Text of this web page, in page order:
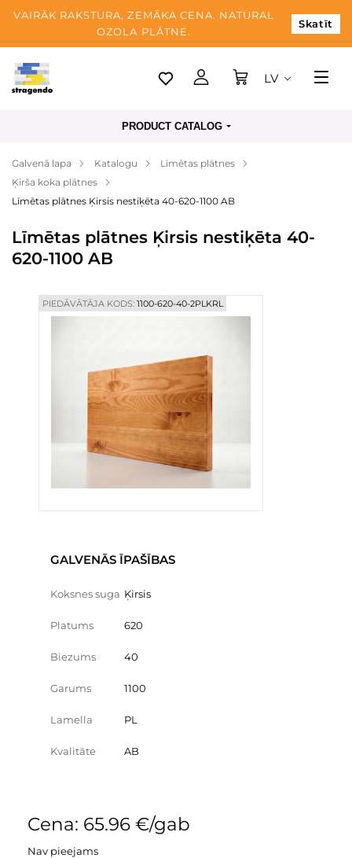
VAIRĀK RAKSTURA, ZEMĀKA CENA. NATURAL
OZOLA PLĀTNE.
Skatīt
Tallina
Apmaksa
Par mums
Blogs
Kontaktinformācija
LV
PRODUCT CATALOG
Galvenā lapa Katalogu
Līmētas plātnes
Ķirša koka plātnes
Līmētas plātnes Ķirsis nestiķēta 40-620-1100 AB
Līmētas plātnes Ķirsis nestiķēta 40-
620-1100 AB
PIEDĀVĀTĀJA KODS:1100-620-40-2PLKRL
GALVENĀS ĪPAŠĪBAS
Koksnes suga Ķirsis
Platums 620
Biezums 40
Garums 1100
Lamella PL
Kvalitāte AB
Cena: 65.96 €/gab
Nav pieejams